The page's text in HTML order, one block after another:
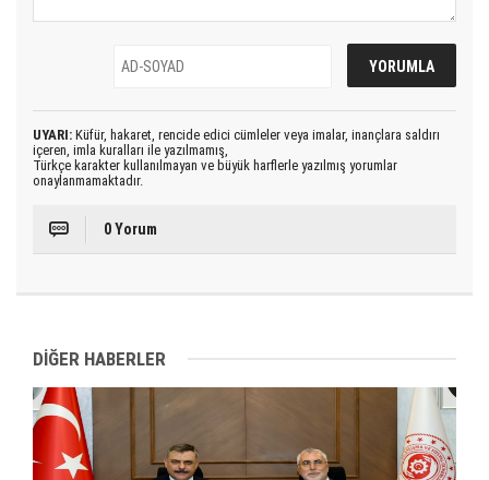
UYARI: Küfür, hakaret, rencide edici cümleler veya imalar, inançlara saldırı
içeren, imla kuralları ile yazılmamış,
Türkçe karakter kullanılmayan ve büyük harflerle yazılmış yorumlar
onaylanmamaktadır.
0 Yorum
DİĞER HABERLER